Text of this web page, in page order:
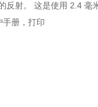
反射。 这是使用 2.4
手册，打印